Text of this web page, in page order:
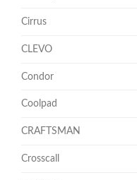
Cirrus
CLEVO
Condor
Coolpad
CRAFTSMAN
Crosscall